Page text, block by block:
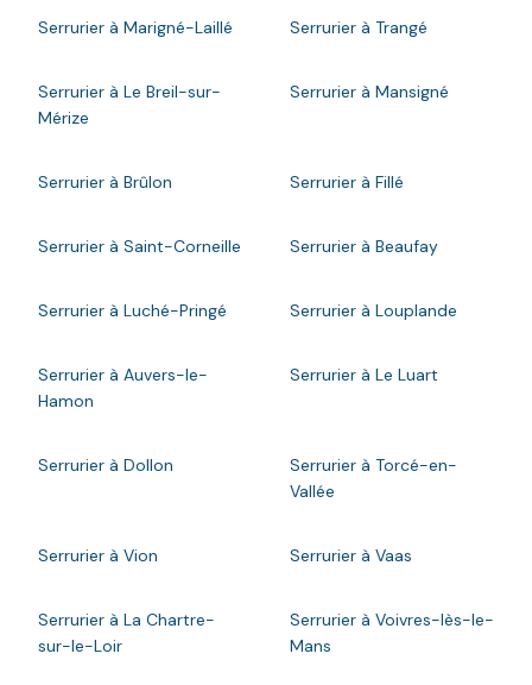
Serrurier à Marigné-Laillé Serrurier à Trangé
Serrurier à Le Breil-sur-
Mérize
Serrurier à Mansigné
Serrurier à Brûlon Serrurier à Fillé
Serrurier à Saint-Corneille Serrurier à Beaufay
Serrurier à Luché-Pringé Serrurier à Louplande
Serrurier à Auvers-le-
Hamon
Serrurier à Le Luart
Serrurier à Dollon
Serrurier à Torcé-en-
Vallée
Serrurier à Vion Serrurier à Vaas
Serrurier à La Chartre-
sur-le-Loir
Serrurier à Voivres-lès-le-
Mans